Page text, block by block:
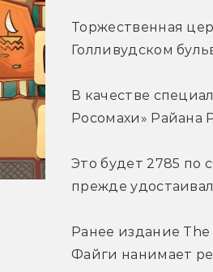
Торжественная
Голливудском
В качестве
Росомахи» Райана
Это будет 2785 по
прежде
Ранее издание The
Файги нанимает